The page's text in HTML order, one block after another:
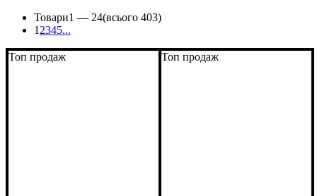
Товари1 — 24(всього 403)
1 2345...
Топ продаж Топ продаж